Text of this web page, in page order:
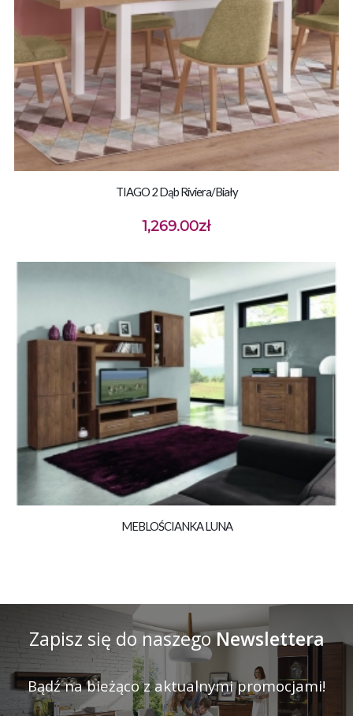
TIAGO 2 Dąb Riviera/biały
1,269.00zł
MEBLOŚCIANKA LUNA
Zapisz się do naszegoNewslettera
Bądź na bieżąco z aktualnymi promocjami!